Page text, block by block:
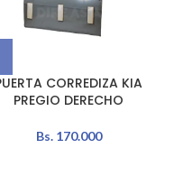
CORREDIZA KIA
PREGIO DERECHO
Bs.170.000